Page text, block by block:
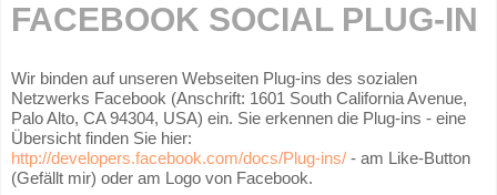
FACEBOOK SOCIAL PLUG-IN
Wir binden auf unseren Webseiten Plug-ins des sozialen
Netzwerks Facebook (Anschrift: 1601 South California Avenue,
Palo Alto, CA 94304, USA) ein. Sie erkennen die Plug-ins - eine
Übersicht finden Sie hier:
http://developers.facebook.com/docs/Plug-ins/ - am Like-Button
(Gefällt mir) oder am Logo von Facebook.